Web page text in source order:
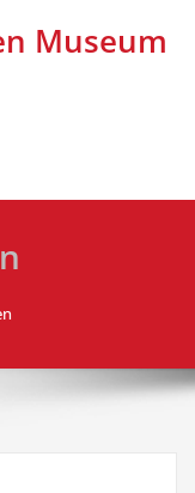
Museum